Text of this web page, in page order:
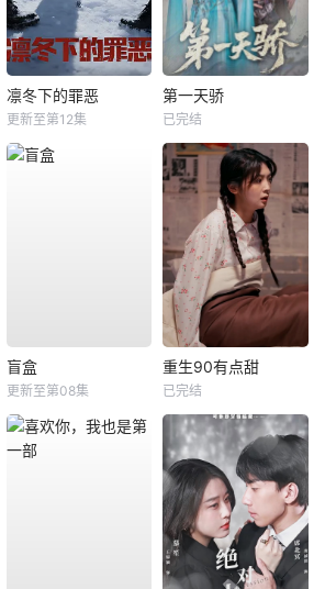
凛冬下的罪恶
更新至第12集
第一天骄
已完结
盲盒
更新至第08集
重生90有点甜
已完结